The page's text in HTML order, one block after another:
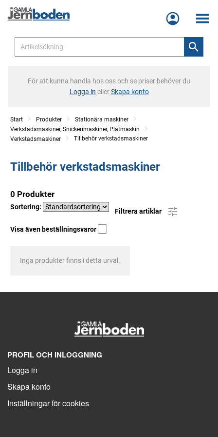
Meny
För att kunna handla hos oss och se priser behöver du
Logga in ellerSkapa konto
Start Produkter
Stationära maskiner
Verkstadsmaskiner, Snickerimaskiner, Plåtmaskin
Verkstadsmaskiner
Tillbehör verkstadsmaskiner
Tillbehör verkstadsmaskiner
0 Produkter
Sortering:
Filtrera artiklar
Visa även beställningsvaror
Inga produkter finns i detta urval.
PROFIL OCH INLOGGNING
Logga in
Skapa konto
Inställningar för cookies